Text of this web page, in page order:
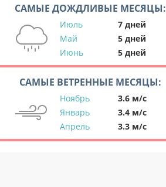
САМЫЕ ДОЖДЛИВЫЕ МЕСЯЦЫ:
Июль
7 дней
Май
5 дней
Июнь
5 дней
САМЫЕ ВЕТРЕННЫЕ МЕСЯЦЫ:
Ноябрь
3.6 м/с
Январь
3.4 м/с
Апрель
3.3 м/с